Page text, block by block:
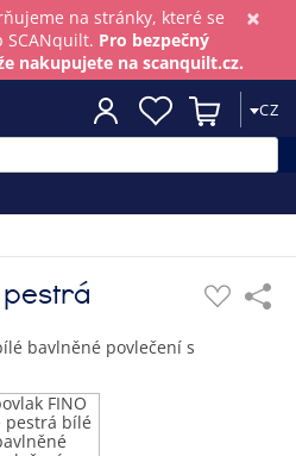
×
na stránky, které se
SCANquilt. Pro bezpečný
nakupujete na scanquilt.cz.
CZ
pestrá